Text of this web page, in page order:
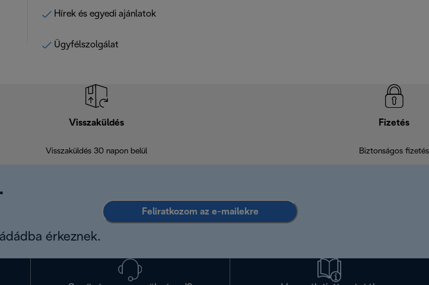
Hírek és egyedi ajánlatok
Ügyfélszolgálat
Visszaküldés
Visszaküldés 30 napon belül
Fizetés
Biztonságos fizetés
érkeznek.
Feliratkozom az e-mailekre